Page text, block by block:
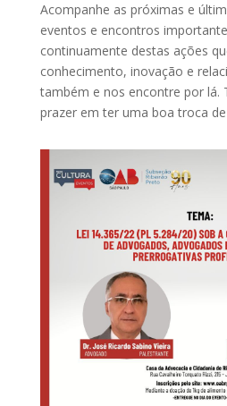
Acompanhe as próximas e
eventos e encontros
continuamente destas ações
conhecimento, inovação e
também e nos encontre por lá.
prazer em ter uma boa troca de